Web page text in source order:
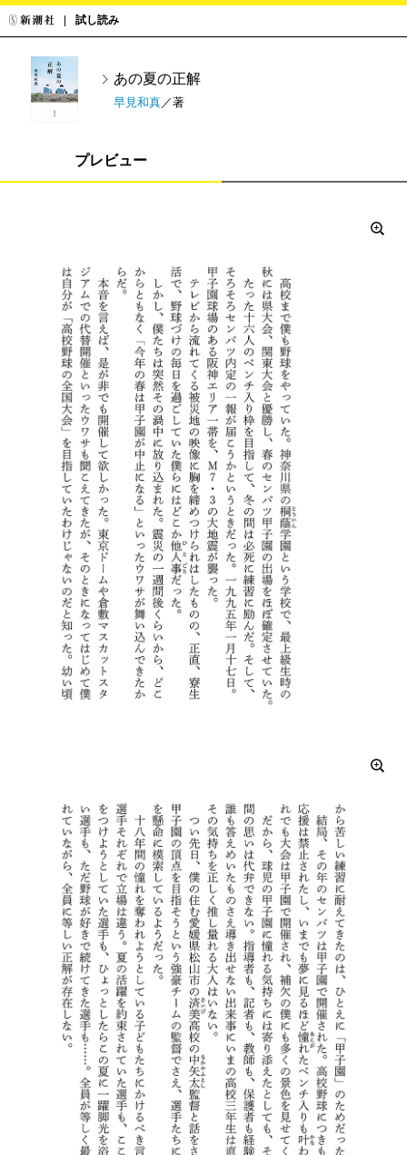
試し読み
あの夏の正解
早見和真 ／著
プレビュー